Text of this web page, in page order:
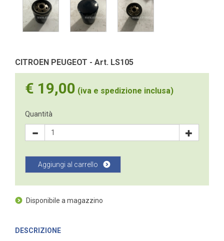
CITROEN PEUGEOT - Art. LS105
€ 19,00 (iva e spedizione inclusa)
Quantità
Aggiungi al carrello
Disponibile a magazzino
DESCRIZIONE